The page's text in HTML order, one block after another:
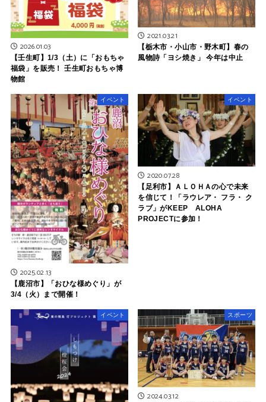
2026.01.03
【壬生町】1/3（土）に「おもちゃ
福袋」を販売！ 壬生町おもちゃ博
物館
2021.03.21
【栃木市・小山市・野木町】春の
風物詩「ヨシ焼き」 今年は中止
イベント
2025.02.13
【鹿沼市】「おひな様めぐり」が
3/4（火）まで開催！
イベント
2020.07.28
【足利市】ＡＬＯＨＡの心で未来
を信じて！「ラウレア・ フラ・ ク
ラブ」がKEEP ALOHA
PROJECTに参加！
イベント スポーツ
2024.03.12